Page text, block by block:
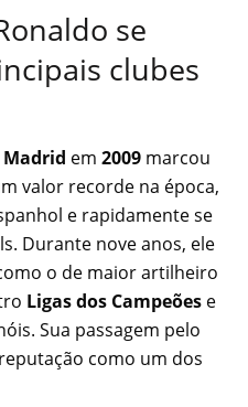
se
clubes
Madrid em 2009 marcou
valor recorde na época,
e rapidamente se
Durante nove anos, ele
o de maior artilheiro
Ligas dos Campeões e
Sua passagem pelo
como um dos